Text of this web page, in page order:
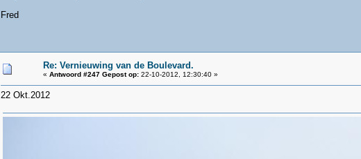
Fred
Re: Vernieuwing van de Boulevard.
« Antwoord #247 Gepost op:22-10-2012, 12:30:40 »
22 Okt.2012